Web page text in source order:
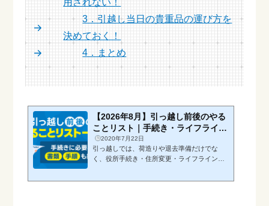
用されない！
3．引越し当日の貴重品の運び方を
決めておく！
4．まとめ
【2026年8月】引っ越し前後のやる
ことリスト｜手続き・ライフライ
ン・準備を徹底解説
2020年7月22日
引っ越しでは、荷造りや退去準備だけでな
く、役所手続き・住所変更・ライフラインの